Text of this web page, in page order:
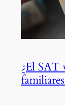
¿El SAT